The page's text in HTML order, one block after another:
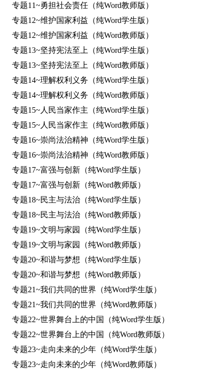
专题11~勇担社会责任（纯Word教师版）
专题12~维护国家利益（纯Word学生版）
专题12~维护国家利益（纯Word教师版）
专题13~坚持宪法至上（纯Word学生版）
专题13~坚持宪法至上（纯Word教师版）
专题14~理解权利义务（纯Word学生版）
专题14~理解权利义务（纯Word教师版）
专题15~人民当家作主（纯Word学生版）
专题15~人民当家作主（纯Word教师版）
专题16~崇尚法治精神（纯Word学生版）
专题16~崇尚法治精神（纯Word教师版）
专题17~富强与创新（纯Word学生版）
专题17~富强与创新（纯Word教师版）
专题18~民主与法治（纯Word学生版）
专题18~民主与法治（纯Word教师版）
专题19~文明与家园（纯Word学生版）
专题19~文明与家园（纯Word教师版）
专题20~和谐与梦想（纯Word学生版）
专题20~和谐与梦想（纯Word教师版）
专题21~我们共同的世界（纯Word学生版）
专题21~我们共同的世界（纯Word教师版）
专题22~世界舞台上的中国（纯Word学生版）
专题22~世界舞台上的中国（纯Word教师版）
专题23~走向未来的少年（纯Word学生版）
专题23~走向未来的少年（纯Word教师版）